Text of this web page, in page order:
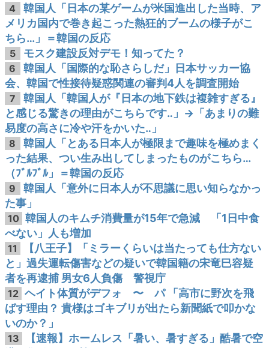
4
韓国人「日本の某ゲームが米国進出した当時、ア
メリカ国内で巻き起こった熱狂的ブームの様子がこ
ちら…」＝韓国の反応
5 モスク建設反対デモ！知ってた？
6
韓国人「国際的な恥さらしだ」日本サッカー協
会、韓国で性接待疑惑関連の審判4人を調査開始
7
韓国人「韓国人が『日本の地下鉄は複雑すぎる』
と感じる驚きの理由がこちらです‥」→「あまりの難
易度の高さに冷や汗をかいた‥」
8
韓国人「とある日本人が極限まで趣味を極めまく
った結果、つい生み出してしまったものがこちら…
（ﾌﾞﾙﾌﾞﾙ」＝韓国の反応
9
韓国人「意外に日本人が不思議に思い知らなかっ
た事」
10 韓国人のキムチ消費量が15年で急減 「1日中食
べない」人も増加
11
【八王子】「ミラーくらいは当たっても仕方ない
と」過失運転傷害などの疑いで韓国籍の宋竜巳容疑
者を再逮捕 男女6人負傷 警視庁
12 ヘイト体質がデフォ 〜 パ 「高市に野次を飛
ばす理由？ 貴様はゴキブリが出たら新聞紙で叩かな
いのか？」
13
【速報】ホームレス「暑い、暑すぎる」酷暑で空